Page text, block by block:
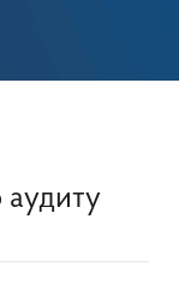
аудиту